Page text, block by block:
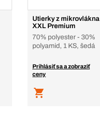
Utierky z mikrovlákna
XXL Premium
70% polyester - 30%
polyamid, 1 KS, šedá
Prihlásiť sa a zobraziť
ceny